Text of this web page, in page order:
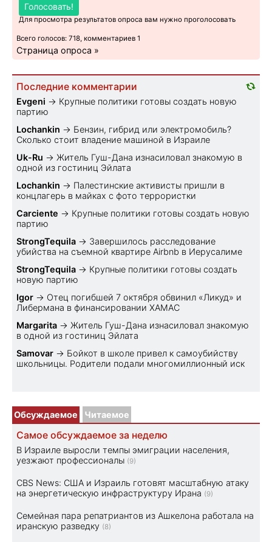
Голосовать!
Для просмотра результатов опроса вам нужно проголосовать
Всего голосов: 718, комментариев 1
Страница опроса »
Последние комментарии
Evgeni → Крупные политики готовы создать новую
партию
Lochankin → Бензин, гибрид или электромобиль?
Cколько стоит владение машиной в Израиле
Uk-Ru → Житель Гуш-Дана изнасиловал знакомую в
одной из гостиниц Эйлата
Lochankin → Палестинские активисты пришли в
концлагерь в майках с фото террористки
Carciente → Крупные политики готовы создать новую
партию
StrongTequila → Завершилось расследование
убийства на съемной квартире Airbnb в Иерусалиме
StrongTequila → Крупные политики готовы создать
новую партию
Igor → Отец погибшей 7 октября обвинил «Ликуд» и
Либермана в финансировании ХАМАС
Margarita → Житель Гуш-Дана изнасиловал знакомую
в одной из гостиниц Эйлата
Samovar → Бойкот в школе привел к самоубийству
школьницы. Родители подали многомиллионный иск
Обсуждаемое Читаемое
Самое обсуждаемое за неделю
В Израиле выросли темпы эмиграции населения,
уезжают профессионалы (9)
CBS News: США и Израиль готовят масштабную атаку
на энергетическую инфраструктуру Ирана (9)
Семейная пара репатриантов из Ашкелона работала на
иранскую разведку (8)